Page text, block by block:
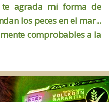
agrada mi forma de
los peces en el mar...
comprobables a la